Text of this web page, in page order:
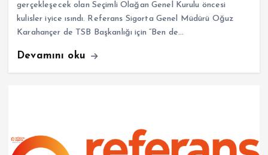
gerçekleşecek olan Seçimli Olağan Genel Kurulu öncesi
kulisler iyice ısındı. Referans Sigorta Genel Müdürü Oğuz
Karahançer de TSB Başkanlığı için “Ben de…
Devamını oku